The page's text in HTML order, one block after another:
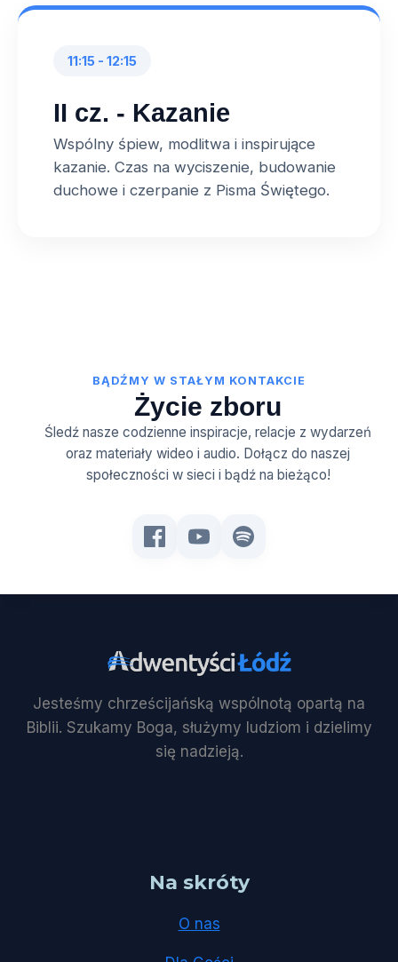
11:15 - 12:15
II cz. - Kazanie
Wspólny śpiew, modlitwa i inspirujące
kazanie. Czas na wyciszenie, budowanie
duchowe i czerpanie z Pisma Świętego.
BĄDŹMY W STAŁYM KONTAKCIE
Życie zboru
Śledź nasze codzienne inspiracje, relacje z wydarzeń
oraz materiały wideo i audio. Dołącz do naszej
społeczności w sieci i bądź na bieżąco!
Jesteśmy chrześcijańską wspólnotą opartą na
Biblii. Szukamy Boga, służymy ludziom i dzielimy
się nadzieją.
Na skróty
O nas